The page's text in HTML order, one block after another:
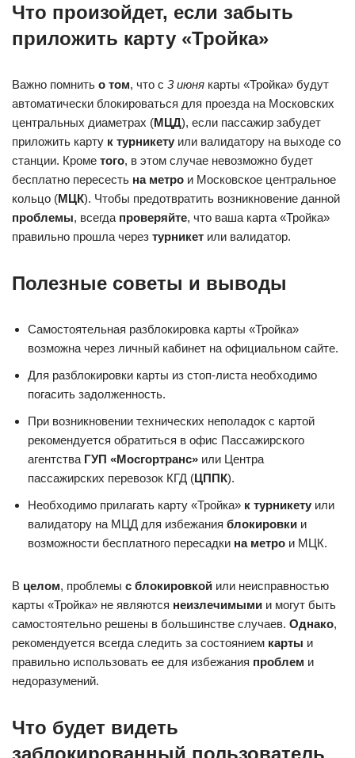
Что произойдет, если забыть
приложить карту «Тройка»
Важно помнить о том, что с 3 июня карты «Тройка» будут
автоматически блокироваться для проезда на Московских
центральных диаметрах (МЦД), если пассажир забудет
приложить карту к турникету или валидатору на выходе со
станции. Кроме того, в этом случае невозможно будет
бесплатно пересесть на метро и Московское центральное
кольцо (МЦК). Чтобы предотвратить возникновение данной
проблемы, всегда проверяйте, что ваша карта «Тройка»
правильно прошла через турникет или валидатор.
Полезные советы и выводы
Самостоятельная разблокировка карты «Тройка»
возможна через личный кабинет на официальном сайте.
Для разблокировки карты из стоп-листа необходимо
погасить задолженность.
При возникновении технических неполадок с картой
рекомендуется обратиться в офис Пассажирского
агентства ГУП «Мосгортранс» или Центра
пассажирских перевозок КГД (ЦППК).
Необходимо прилагать карту «Тройка» к турникету или
валидатору на МЦД для избежания блокировки и
возможности бесплатного пересадки на метро и МЦК.
В целом, проблемы с блокировкой или неисправностью
карты «Тройка» не являются неизлечимыми и могут быть
самостоятельно решены в большинстве случаев. Однако,
рекомендуется всегда следить за состоянием карты и
правильно использовать ее для избежания проблем и
недоразумений.
Что будет видеть
заблокированный пользователь